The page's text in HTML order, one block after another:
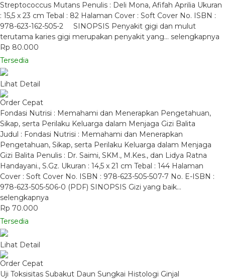
Streptococcus Mutans Penulis : Deli Mona, Afifah Aprilia Ukuran
: 15,5 x 23 cm Tebal : 82 Halaman Cover : Soft Cover No. ISBN :
978-623-162-505-2 SINOPSIS Penyakit gigi dan mulut
terutama karies gigi merupakan penyakit yang… selengkapnya
Rp 80.000
Tersedia
Lihat Detail
Order Cepat
Fondasi Nutrisi : Memahami dan Menerapkan Pengetahuan,
Sikap, serta Perilaku Keluarga dalam Menjaga Gizi Balita
Judul : Fondasi Nutrisi : Memahami dan Menerapkan
Pengetahuan, Sikap, serta Perilaku Keluarga dalam Menjaga
Gizi Balita Penulis : Dr. Saimi, SKM., M.Kes., dan Lidya Ratna
Handayani., S.Gz. Ukuran : 14,5 x 21 cm Tebal : 144 Halaman
Cover : Soft Cover No. ISBN : 978-623-505-507-7 No. E-ISBN :
978-623-505-506-0 (PDF) SINOPSIS Gizi yang baik…
selengkapnya
Rp 70.000
Tersedia
Lihat Detail
Order Cepat
Uji Toksisitas Subakut Daun Sungkai Histologi Ginjal